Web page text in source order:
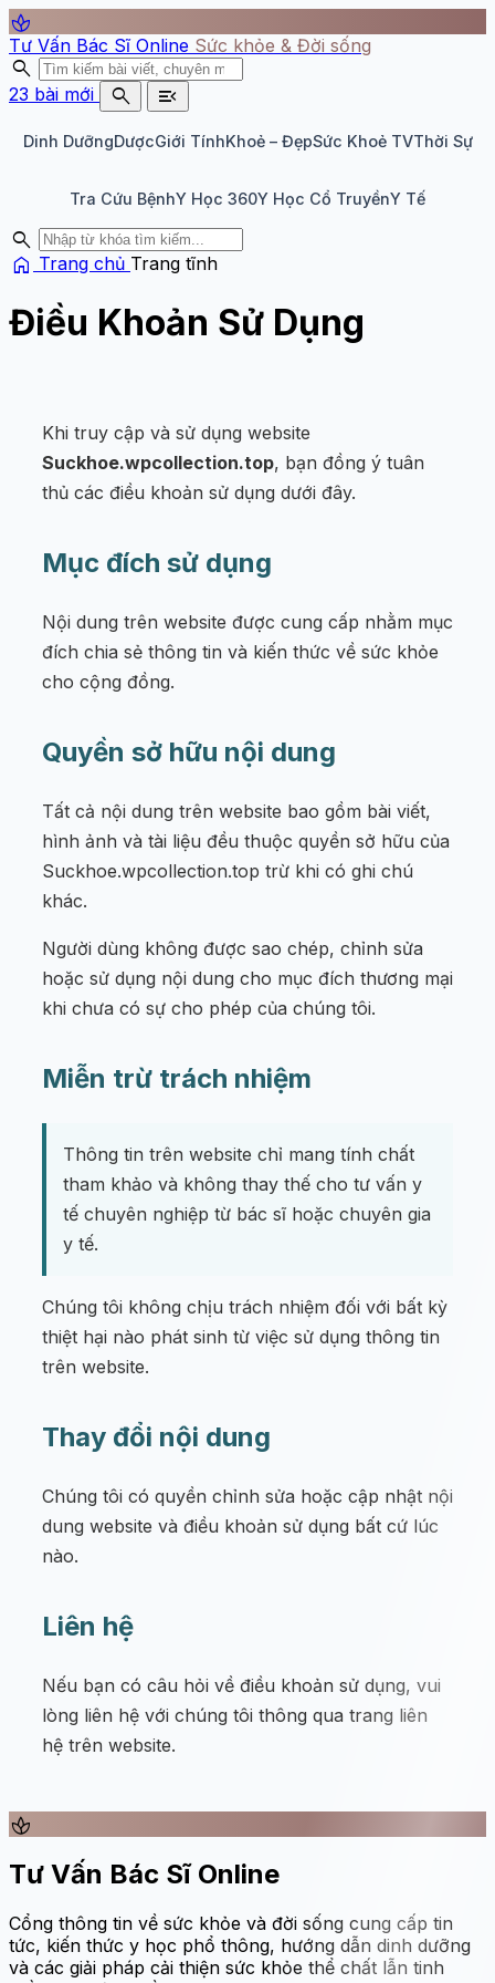
spa
Tư Vấn Bác Sĩ Online Sức khỏe & Đời sống
search
23 bài mới search menu_open
Dinh DưỡngDượcGiới TínhKhoẻ – ĐẹpSức Khoẻ TVThời Sự
Tra Cứu BệnhY Học 360Y Học Cổ TruyềnY Tế
search
home Trang chủ Trang tĩnh
Điều Khoản Sử Dụng
Khi truy cập và sử dụng website
Suckhoe.wpcollection.top, bạn đồng ý tuân
thủ các điều khoản sử dụng dưới đây.
Mục đích sử dụng
Nội dung trên website được cung cấp nhằm mục
đích chia sẻ thông tin và kiến thức về sức khỏe
cho cộng đồng.
Quyền sở hữu nội dung
Tất cả nội dung trên website bao gồm bài viết,
hình ảnh và tài liệu đều thuộc quyền sở hữu của
Suckhoe.wpcollection.top trừ khi có ghi chú
khác.
Người dùng không được sao chép, chỉnh sửa
hoặc sử dụng nội dung cho mục đích thương mại
khi chưa có sự cho phép của chúng tôi.
Miễn trừ trách nhiệm
Thông tin trên website chỉ mang tính chất
tham khảo và không thay thế cho tư vấn y
tế chuyên nghiệp từ bác sĩ hoặc chuyên gia
y tế.
Chúng tôi không chịu trách nhiệm đối với bất kỳ
thiệt hại nào phát sinh từ việc sử dụng thông tin
trên website.
Thay đổi nội dung
Chúng tôi có quyền chỉnh sửa hoặc cập nhật nội
dung website và điều khoản sử dụng bất cứ lúc
nào.
Liên hệ
Nếu bạn có câu hỏi về điều khoản sử dụng, vui
lòng liên hệ với chúng tôi thông qua trang liên
hệ trên website.
spa
Tư Vấn Bác Sĩ Online
Cổng thông tin về sức khỏe và đời sống cung cấp tin
tức, kiến thức y học phổ thông, hướng dẫn dinh dưỡng
và các giải pháp cải thiện sức khỏe thể chất lẫn tinh